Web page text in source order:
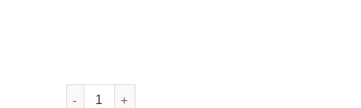
機能瞬吸傘套 數量